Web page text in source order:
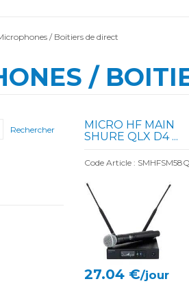
/ Boitiers de direct
/
MICRO HF MAIN
SHURE QLX D4 ...
Code Article :
27.04 €/jour